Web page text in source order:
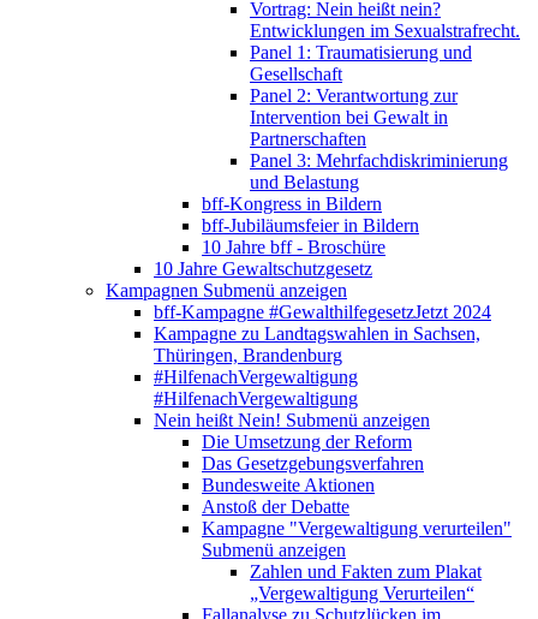
Vortrag: Nein heißt nein?
Entwicklungen im Sexualstrafrecht.
Panel 1: Traumatisierung und
Gesellschaft
Panel 2: Verantwortung zur
Intervention bei Gewalt in
Partnerschaften
Panel 3: Mehrfachdiskriminierung
und Belastung
bff-Kongress in Bildern
bff-Jubiläumsfeier in Bildern
10 Jahre bff - Broschüre
10 Jahre Gewaltschutzgesetz
Kampagnen Submenü anzeigen
bff-Kampagne #GewalthilfegesetzJetzt 2024
Kampagne zu Landtagswahlen in Sachsen,
Thüringen, Brandenburg
#HilfenachVergewaltigung
#HilfenachVergewaltigung
Nein heißt Nein! Submenü anzeigen
Die Umsetzung der Reform
Das Gesetzgebungsverfahren
Bundesweite Aktionen
Anstoß der Debatte
Kampagne "Vergewaltigung verurteilen"
Submenü anzeigen
Zahlen und Fakten zum Plakat
„Vergewaltigung Verurteilen“
Fallanalyse zu Schutzlücken im